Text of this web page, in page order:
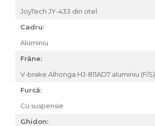
Groupset
JoyTech JY-433 din otel
Cadru:
Aluminiu
Frâne:
V-brake Alhonga HJ-811AD7 aluminiu (F/S)
Furcă:
Cu suspensie
Ghidon: